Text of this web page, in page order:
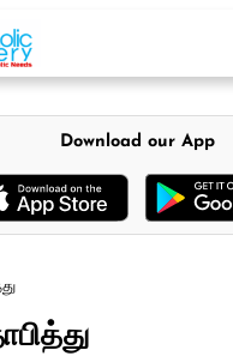
Download our App